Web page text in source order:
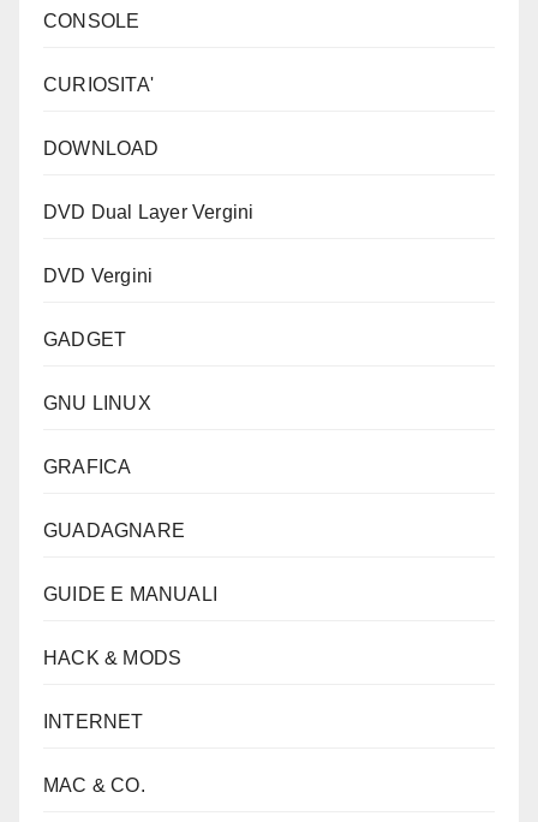
CONSOLE
CURIOSITA'
DOWNLOAD
DVD Dual Layer Vergini
DVD Vergini
GADGET
GNU LINUX
GRAFICA
GUADAGNARE
GUIDE E MANUALI
HACK & MODS
INTERNET
MAC & CO.